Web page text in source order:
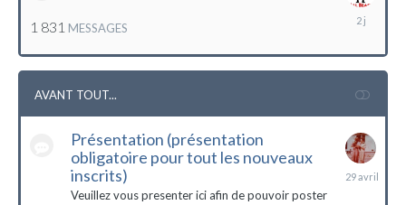
1 831 MESSAGES
lundi
AVANT TOUT...
Présentation (présentation
obligatoire pour tout les nouveaux
inscrits)
Veuillez vous presenter ici afin de pouvoir poster
29